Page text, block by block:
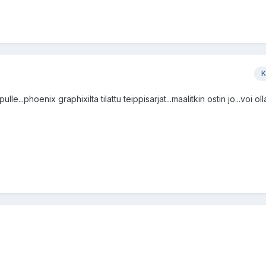
graphixilta tilattu teippisarjat...maalitkin ostin jo...voi